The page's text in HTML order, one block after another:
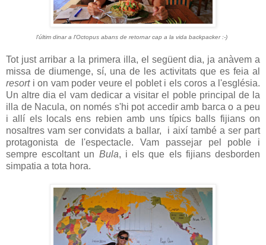
l'últim dinar a l'Octopus abans de retornar cap a la vida backpacker :-)
Tot just arribar a la primera illa, el següent dia, ja anàvem a
missa de diumenge, sí, una de les activitats que es feia al
resorti on vam poder veure el poblet i els coros a l'església.
Un altre dia el vam dedicar a visitar el poble principal de la
illa de Nacula, on només s'hi pot accedir amb barca o a peu
i allí els locals ens rebien amb uns típics balls fijians on
nosaltres vam ser convidats a ballar, i així també a ser part
protagonista de l'espectacle. Vam passejar pel poble i
sempre escoltant un Bula, i els que els fijians desborden
simpatia a tota hora.